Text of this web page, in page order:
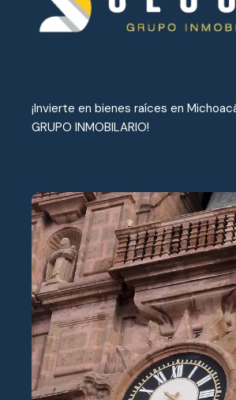
¡Invierte en bienes raíces en
GRUPO INMOBILARIO!